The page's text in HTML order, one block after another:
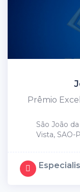
Prêmio
São João
Vista, SAO-